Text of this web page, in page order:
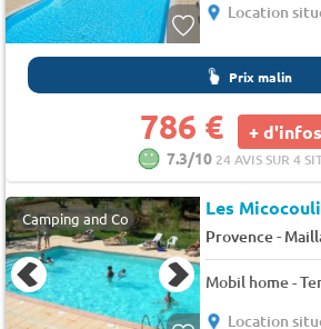
Location
Prix malin
786 € +
7.3/10 24 AVIS SUR 4
Camping and Co Les
Provence-
Mobil home -
Location